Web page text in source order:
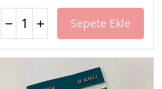
Sepete Ekle